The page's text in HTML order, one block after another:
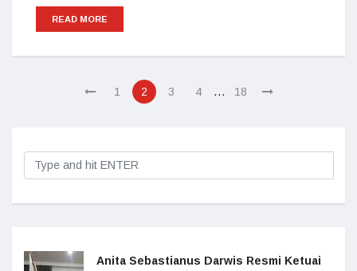
READ MORE
1 2 3 4 … 18
Anita Sebastianus Darwis Resmi Ketuai